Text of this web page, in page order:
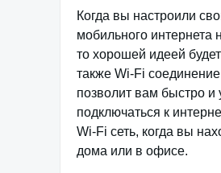
Когда вы настроили
мобильного интернета
то хорошей идеей
также Wi-Fi
позволит вам быстро и
подключаться к
Wi-Fi сеть, когда вы
дома или в офисе.